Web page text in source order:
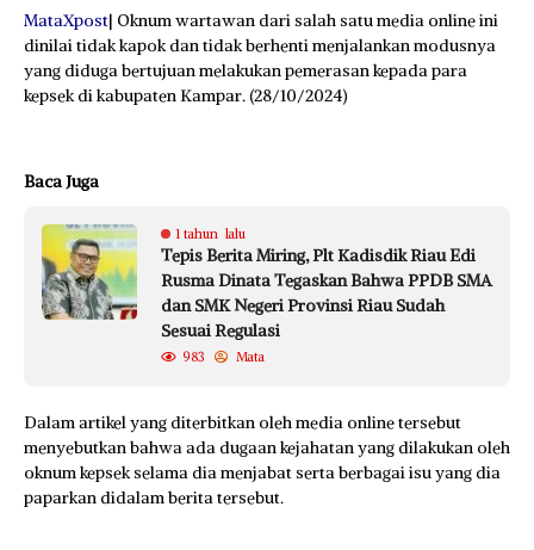
MataXpost| Oknum wartawan dari salah satu media online ini
dinilai tidak kapok dan tidak berhenti menjalankan modusnya
yang diduga bertujuan melakukan pemerasan kepada para
kepsek di kabupaten Kampar. (28/10/2024)
Baca Juga
1 tahun lalu
Tepis Berita Miring, Plt Kadisdik Riau Edi
Rusma Dinata Tegaskan Bahwa PPDB SMA
dan SMK Negeri Provinsi Riau Sudah
Sesuai Regulasi
983 Mata
Dalam artikel yang diterbitkan oleh media online tersebut
menyebutkan bahwa ada dugaan kejahatan yang dilakukan oleh
oknum kepsek selama dia menjabat serta berbagai isu yang dia
paparkan didalam berita tersebut.